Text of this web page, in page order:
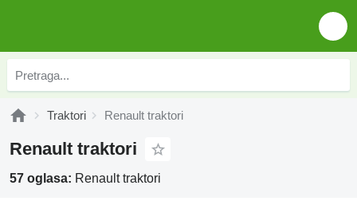
Traktori Renault traktori
Renault traktori
57 oglasa: Renault traktori